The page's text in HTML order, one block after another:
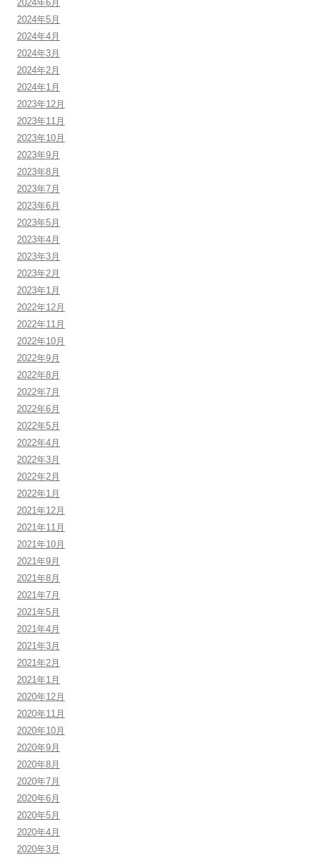
2024年6月
2024年5月
2024年4月
2024年3月
2024年2月
2024年1月
2023年12月
2023年11月
2023年10月
2023年9月
2023年8月
2023年7月
2023年6月
2023年5月
2023年4月
2023年3月
2023年2月
2023年1月
2022年12月
2022年11月
2022年10月
2022年9月
2022年8月
2022年7月
2022年6月
2022年5月
2022年4月
2022年3月
2022年2月
2022年1月
2021年12月
2021年11月
2021年10月
2021年9月
2021年8月
2021年7月
2021年5月
2021年4月
2021年3月
2021年2月
2021年1月
2020年12月
2020年11月
2020年10月
2020年9月
2020年8月
2020年7月
2020年6月
2020年5月
2020年4月
2020年3月